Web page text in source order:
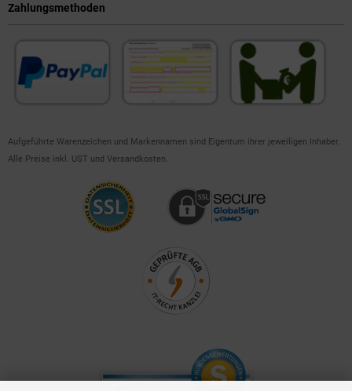
Zahlungsmethoden
Aufgeführte Warenzeichen und Markennamen sind Eigentum ihrer jeweiligen Inhaber.
Alle Preise inkl. UST und Versandkosten.